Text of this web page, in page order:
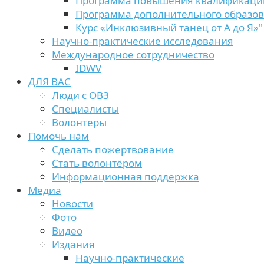
Программа дополнительного
Курс «Инклюзивный танец от А до Я»"
Научно-практические исследования
Международное сотрудничество
IDWV
ДЛЯ ВАС
Люди с ОВЗ
Специалисты
Волонтеры
Помочь нам
Сделать пожертвование
Стать волонтёром
Информационная поддержка
Медиа
Новости
Фото
Видео
Издания
Научно-практические